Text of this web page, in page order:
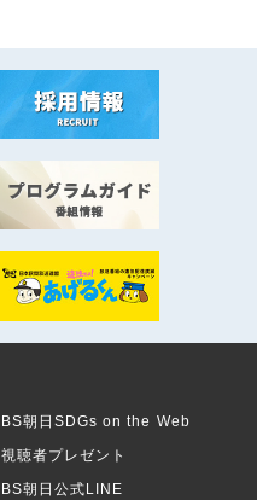
BS朝日SDGs on the Web
視聴者プレゼント
BS朝日公式LINE